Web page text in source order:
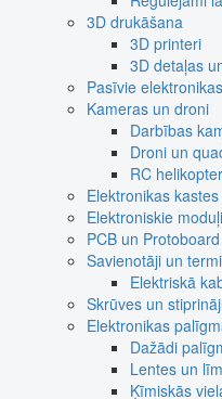
3D drukāšana
3D printeri
3D detaļas
Pasīvie
Kameras un droni
Darbības
Droni un
RC
Elektronikas
Elektroniskie
PCB un Protoboard
Savienotāji un
Elektriskā
Skrūves un
Elektronikas
Dažādi
Lentes un
Ķīmiskās